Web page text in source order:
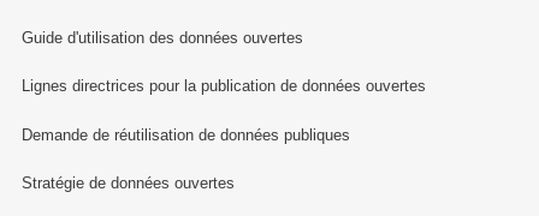
Guide d'utilisation des données ouvertes
Lignes directrices pour la publication de données ouvertes
Demande de réutilisation de données publiques
Stratégie de données ouvertes